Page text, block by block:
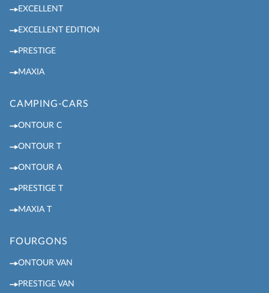
EXCELLENT
EXCELLENT EDITION
PRESTIGE
MAXIA
CAMPING-CARS
ONTOUR C
ONTOUR T
ONTOUR A
PRESTIGE T
MAXIA T
FOURGONS
ONTOUR VAN
PRESTIGE VAN